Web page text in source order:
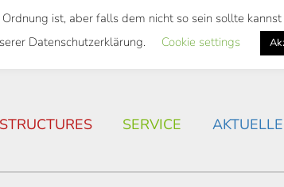
HOUSING SITUATION IN
STRUCTURES SERVICE
ist, aber falls dem nicht so sein sollte
Datenschutzerklärung.
Cookie settings